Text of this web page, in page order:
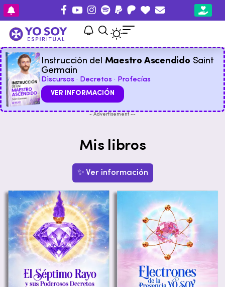
Instrucción del Maestro Ascendido Saint
Germain
Discursos · Decretos · Profecías
VER INFORMACIÓN
- Advertisement --
Mis libros
✨ Ver información